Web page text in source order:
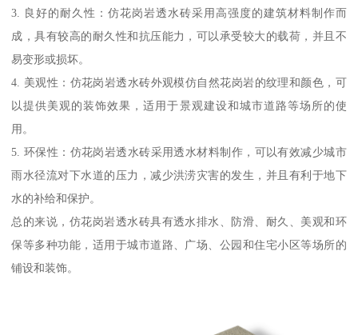
3. 良好的耐久性：仿花岗岩透水砖采用高强度的建筑材料制作而
成，具有较高的耐久性和抗压能力，可以承受较大的载荷，并且不
易变形或损坏。
4. 美观性：仿花岗岩透水砖外观模仿自然花岗岩的纹理和颜色，可
以提供美观的装饰效果，适用于景观建设和城市道路等场所的使
用。
5. 环保性：仿花岗岩透水砖采用透水材料制作，可以有效减少城市
雨水径流对下水道的压力，减少洪涝灾害的发生，并且有利于地下
水的补给和保护。
总的来说，仿花岗岩透水砖具有透水排水、防滑、耐久、美观和环
保等多种功能，适用于城市道路、广场、公园和住宅小区等场所的
铺设和装饰。